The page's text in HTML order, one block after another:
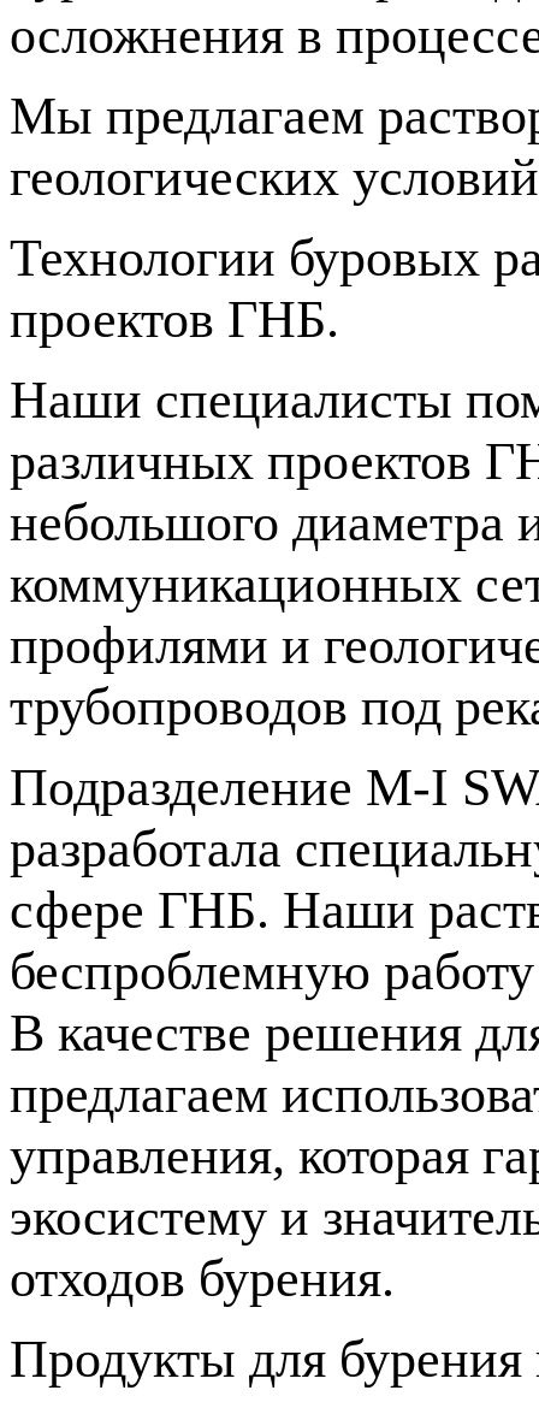
осложнения в
Мы предлагаем
геологических
Технологии буровых
проектов ГНБ.
Наши специалисты
различных проектов
небольшого диаметра
коммуникационных
профилями и
трубопроводов под
Подразделение M-I
разработала
сфере ГНБ. Наши
беспроблемную
В качестве решения
предлагаем
управления, которая
экосистему и
отходов бурения.
Продукты для бурения